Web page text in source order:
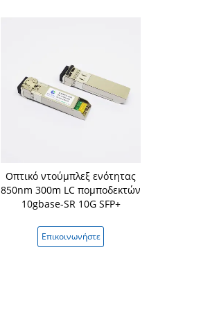
Οπτικό ντούμπλεξ ενότητας
850nm 300m LC πομποδεκτών
10gbase-SR 10G SFP+
Επικοινωνήστε